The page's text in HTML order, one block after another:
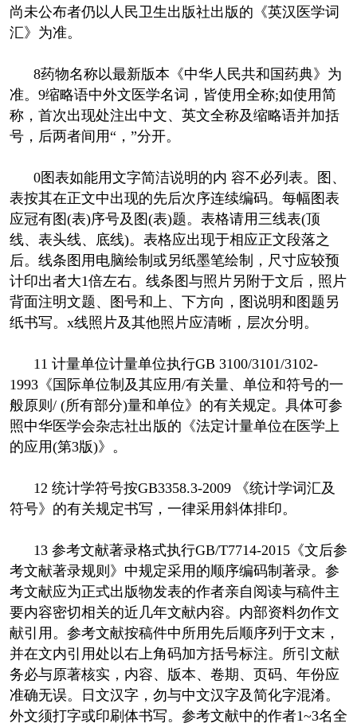
尚未公布者仍以人民卫生出版社出版的《英汉医学词
汇》为准。
8药物名称以最新版本《中华人民共和国药典》为
准。9缩略语中外文医学名词，皆使用全称;如使用简
称，首次出现处注出中文、英文全称及缩略语并加括
号，后两者间用“，”分开。
0图表如能用文字简洁说明的内 容不必列表。图、
表按其在正文中出现的先后次序连续编码。每幅图表
应冠有图(表)序号及图(表)题。表格请用三线表(顶
线、表头线、底线)。表格应出现于相应正文段落之
后。线条图用电脑绘制或另纸墨笔绘制，尺寸应较预
计印出者大1倍左右。线条图与照片另附于文后，照片
背面注明文题、图号和上、下方向，图说明和图题另
纸书写。x线照片及其他照片应清晰，层次分明。
11 计量单位计量单位执行GB 3100/3101/3102-
1993《国际单位制及其应用/有关量、单位和符号的一
般原则/ (所有部分)量和单位》的有关规定。具体可参
照中华医学会杂志社出版的《法定计量单位在医学上
的应用(第3版)》。
12 统计学符号按GB3358.3-2009 《统计学词汇及
符号》的有关规定书写，一律采用斜体排印。
13 参考文献著录格式执行GB/T7714-2015《文后参
考文献著录规则》中规定采用的顺序编码制著录。参
考文献应为正式出版物发表的作者亲自阅读与稿件主
要内容密切相关的近几年文献内容。内部资料勿作文
献引用。参考文献按稿件中所用先后顺序列于文末，
并在文内引用处以右上角码加方括号标注。所引文献
务必与原著核实，内容、版本、卷期、页码、年份应
准确无误。日文汉字，勿与中文汉字及简化字混淆。
外文须打字或印刷体书写。参考文献中的作者1~3名全